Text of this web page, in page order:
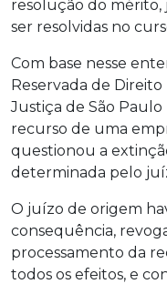
resolução do mérito,
ser resolvidas no
Com base nesse
Reservada de
Justiça de São
recurso de uma
questionou a
determinada pelo
O juízo de origem
consequência,
processamento da
todos os efeitos, e